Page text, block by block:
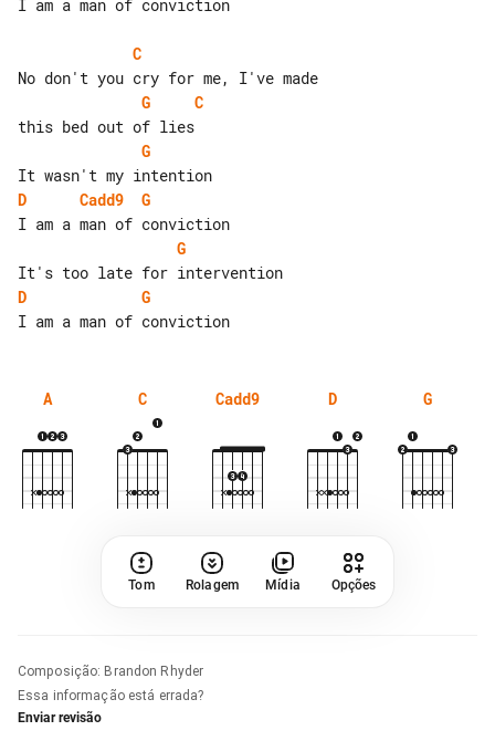
I am a man of conviction
C
G
C
G
D
Cadd9
G
G
D
G
A C Cadd9 D G
Tom Rolagem Mídia Opções
Composição: Brandon Rhyder
Essa informação está errada?
Enviar revisão